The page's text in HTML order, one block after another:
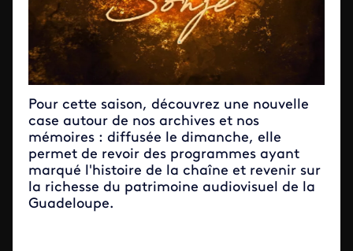
Pour cette saison, découvrez une nouvelle
case autour de nos archives et nos
mémoires : diffusée le dimanche, elle
permet de revoir des programmes ayant
marqué l'histoire de la chaîne et revenir sur
la richesse du patrimoine audiovisuel de la
Guadeloupe.